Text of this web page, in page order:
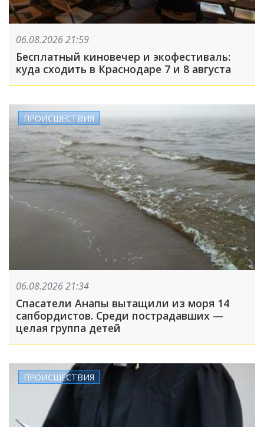
06.08.2026 21:59
Бесплатный киновечер и экофестиваль:
куда сходить в Краснодаре 7 и 8 августа
ПРОИСШЕСТВИЯ
06.08.2026 21:34
Спасатели Анапы вытащили из моря 14
сапбордистов. Среди пострадавших —
целая группа детей
ПРОИСШЕСТВИЯ